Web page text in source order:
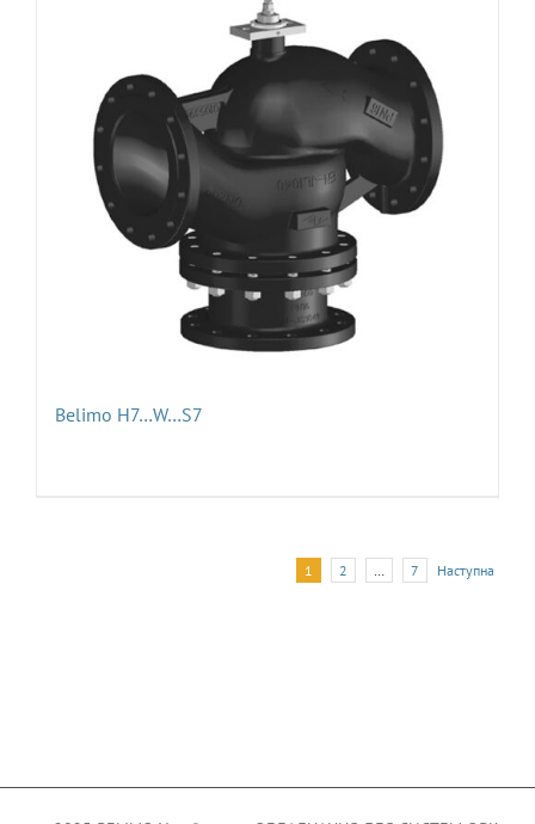
Belimo H7…W…S7
1 2 … 7 Наступна